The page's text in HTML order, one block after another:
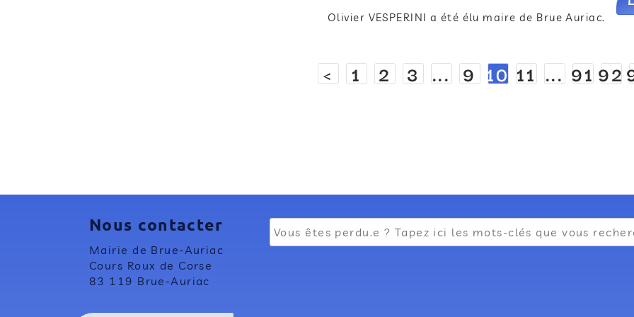
Nous contacter
Mairie de Brue-Auriac
Cours Roux de Corse
83 119 Brue-Auriac
Olivier VESPERINI a été élu maire de Brue Auriac.
< 1 2 3 ... 9 10 11 ... 9192